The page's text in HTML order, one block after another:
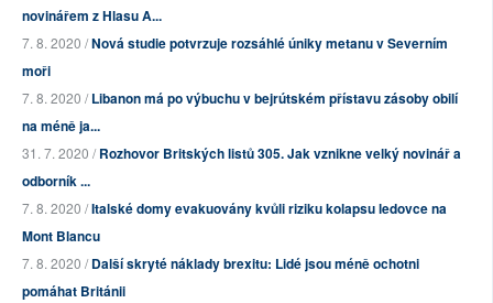
novinářem z Hlasu A...
7. 8. 2020 /Nová studie potvrzuje rozsáhlé úniky metanu v Severním
moři
7. 8. 2020 /Libanon má po výbuchu v bejrútském přístavu zásoby obilí
na méně ja...
31. 7. 2020 /Rozhovor Britských listů 305. Jak vznikne velký novinář a
odborník ...
7. 8. 2020 /Italské domy evakuovány kvůli riziku kolapsu ledovce na
Mont Blancu
7. 8. 2020 /Další skryté náklady brexitu: Lidé jsou méně ochotni
pomáhat Británii